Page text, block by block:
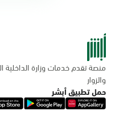
منصة تقدم خدمات وزارة الداخلية
والزوار
حمل تطبيق أبشر